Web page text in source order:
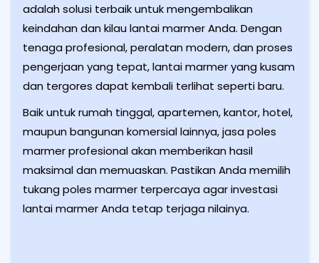
adalah solusi terbaik untuk mengembalikan
keindahan dan kilau lantai marmer Anda. Dengan
tenaga profesional, peralatan modern, dan proses
pengerjaan yang tepat, lantai marmer yang kusam
dan tergores dapat kembali terlihat seperti baru.
Baik untuk rumah tinggal, apartemen, kantor, hotel,
maupun bangunan komersial lainnya, jasa poles
marmer profesional akan memberikan hasil
maksimal dan memuaskan. Pastikan Anda memilih
tukang poles marmer terpercaya agar investasi
lantai marmer Anda tetap terjaga nilainya.